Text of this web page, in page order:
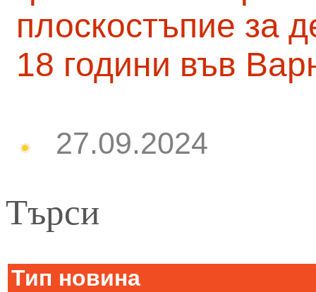
плоскостъпие за
18 години във
27.09.2024
Търси
Тип новина